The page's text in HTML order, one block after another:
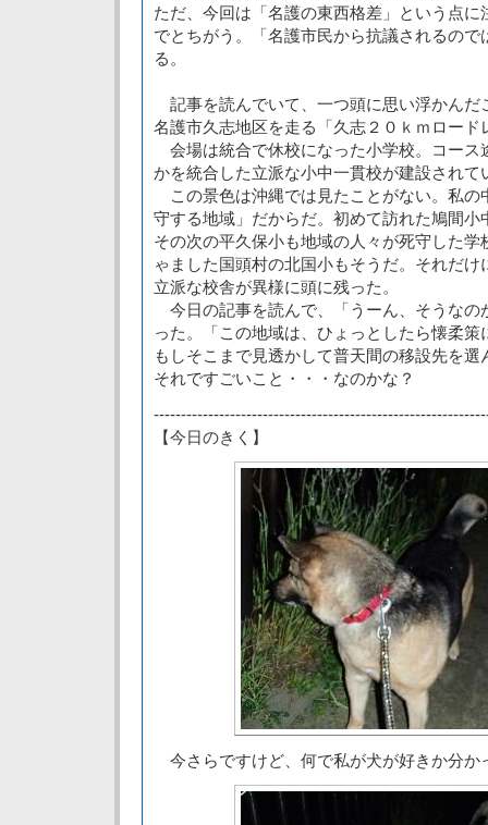
ただ、今回は「名護の東西格差」という点
でとちがう。「名護市民から抗議されるの
る。
記事を読んでいて、一つ頭に思い浮かんだ
名護市久志地区を走る「久志２０ｋｍロード
会場は統合で休校になった小学校。コース
かを統合した立派な小中一貫校が建設されて
この景色は沖縄では見たことがない。私の
守する地域」だからだ。初めて訪れた鳩間小
その次の平久保小も地域の人々が死守した
ゃました国頭村の北国小もそうだ。それだ
立派な校舎が異様に頭に残った。
今日の記事を読んで、「うーん、そうなの
った。「この地域は、ひょっとしたら懐柔
もしそこまで見透かして普天間の移設先を
それですごいこと・・・なのかな？
【今日のきく】
今さらですけど、何で私が犬が好きか分か